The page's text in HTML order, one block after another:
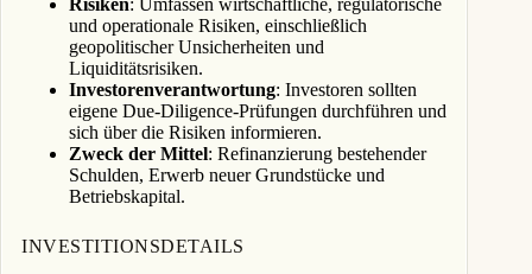
Risiken: Umfassen wirtschaftliche, regulatorische
und operationale Risiken, einschließlich
geopolitischer Unsicherheiten und
Liquiditätsrisiken.
Investorenverantwortung: Investoren sollten
eigene Due-Diligence-Prüfungen durchführen und
sich über die Risiken informieren.
Zweck der Mittel: Refinanzierung bestehender
Schulden, Erwerb neuer Grundstücke und
Betriebskapital.
INVESTITIONSDETAILS